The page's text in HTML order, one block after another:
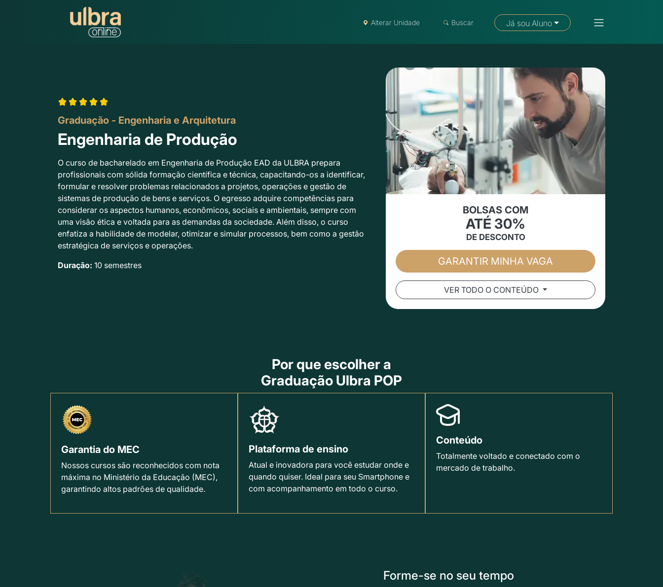
Alterar Unidade Buscar Já sou Aluno
Graduação - Engenharia e Arquitetura
Engenharia de Produção
O curso de bacharelado em Engenharia de Produção EAD da ULBRA prepara
profissionais com sólida formação científica e técnica, capacitando-os a identificar,
formular e resolver problemas relacionados a projetos, operações e gestão de
sistemas de produção de bens e serviços. O egresso adquire competências para
considerar os aspectos humanos, econômicos, sociais e ambientais, sempre com
uma visão ética e voltada para as demandas da sociedade. Além disso, o curso
enfatiza a habilidade de modelar, otimizar e simular processos, bem como a gestão
estratégica de serviços e operações.
Duração: 10 semestres
BOLSAS COM
ATÉ 30%
DE DESCONTO
GARANTIR MINHA VAGA
VER TODO O CONTEÚDO
Por que escolher a
Graduação Ulbra POP
Garantia do MEC
Nossos cursos são reconhecidos com nota
máxima no Ministério da Educação (MEC),
garantindo altos padrões de qualidade.
Plataforma de ensino
Atual e inovadora para você estudar onde e
quando quiser. Ideal para seu Smartphone e
com acompanhamento em todo o curso.
Conteúdo
Totalmente voltado e conectado com o
mercado de trabalho.
Forme-se no seu tempo